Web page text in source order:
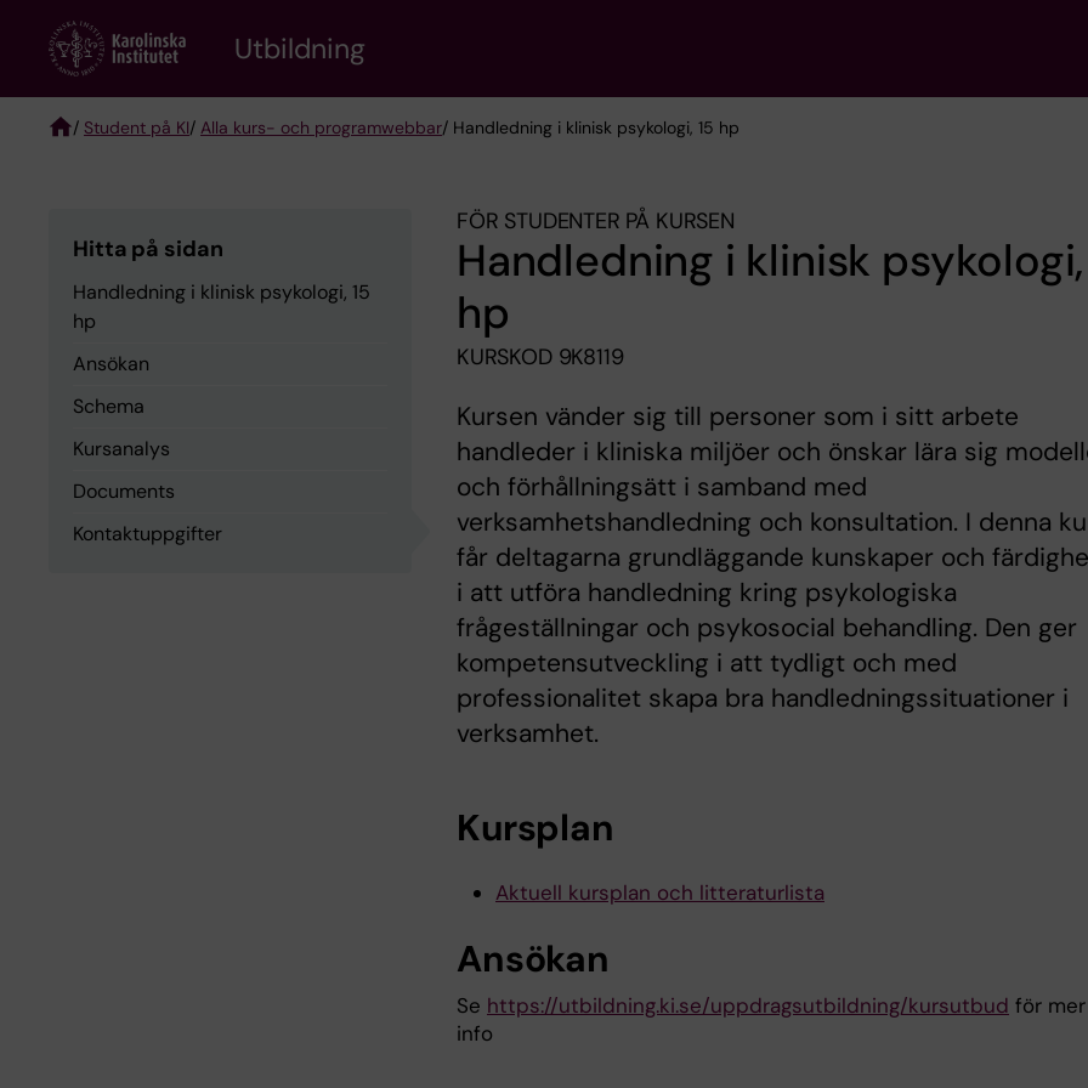
content
Utbildning
/ Student på KI/ Alla kurs- och programwebbar/ Handledning i klinisk psykologi, 15 hp
Hitta på sidan
Handledning i klinisk psykologi, 15
hp
Ansökan
Schema
Kursanalys
Documents
Kontaktuppgifter
FÖR STUDENTER PÅ KURSEN
Handledning i klinisk psykologi,
hp
KURSKOD 9K8119
Kursen vänder sig till personer som i sitt arbete
handleder i kliniska miljöer och önskar lära sig
och förhållningsätt i samband med
verksamhetshandledning och konsultation. I denna
får deltagarna grundläggande kunskaper och
i att utföra handledning kring psykologiska
frågeställningar och psykosocial behandling. Den ger
kompetensutveckling i att tydligt och med
professionalitet skapa bra handledningssituationer i
verksamhet.
Kursplan
Aktuell kursplan och litteraturlista
Ansökan
Se https://utbildning.ki.se/uppdragsutbildning/kursutbud för mer
info